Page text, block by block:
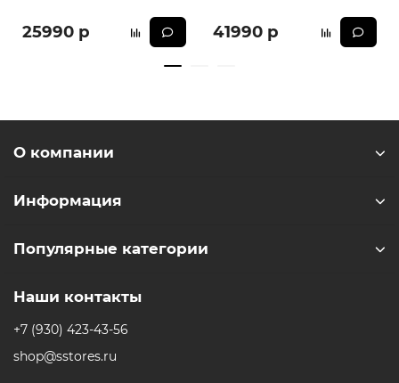
25990 р 41990 р
О компании
Информация
Популярные категории
Наши контакты
+7 (930) 423-43-56
shop@sstores.ru